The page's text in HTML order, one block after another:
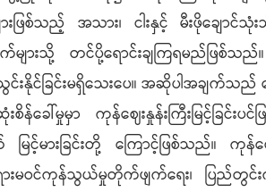
များဖြစ်သည့် အသား၊ ငါးနှင့် မီးဖိုခ
ျားသို့ တင်ပို့ရောင်းချကြရမည်ဖြစ်
းနိုင်ခြင်းမရှိသေးပေ။ အဆိုပါအချ
ခေါ်မှုမှာ ကုန်ဈေးနှုန်းကြီးမြင့်ခြင်း
ခြင်းတို့ ကြောင့်ဖြစ်သည်။ ကုန်ဈေးနှုန်းက
ဝင်ကုန်သွယ်မှုတိုက်ဖျက်ရေး၊ ပြည်တွင်